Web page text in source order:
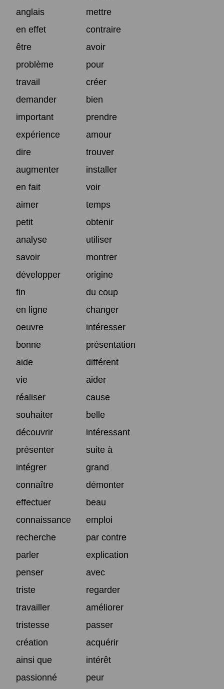
anglais
mettre
en effet
contraire
être
avoir
problème
pour
travail
créer
demander
bien
important
prendre
expérience
amour
dire
trouver
augmenter
installer
en fait
voir
aimer
temps
petit
obtenir
analyse
utiliser
savoir
montrer
développer
origine
fin
du coup
en ligne
changer
oeuvre
intéresser
bonne
présentation
aide
différent
vie
aider
réaliser
cause
souhaiter
belle
découvrir
intéressant
présenter
suite à
intégrer
grand
connaître
démonter
effectuer
beau
connaissance
emploi
recherche
par contre
parler
explication
penser
avec
triste
regarder
travailler
améliorer
tristesse
passer
création
acquérir
ainsi que
intérêt
passionné
peur